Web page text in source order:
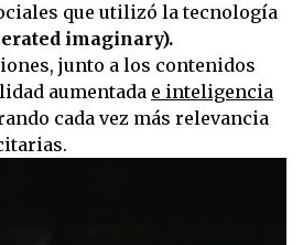
que utilizó la tecnología
imaginary).
junto a los contenidos
aumentada e inteligencia
cada vez más relevancia